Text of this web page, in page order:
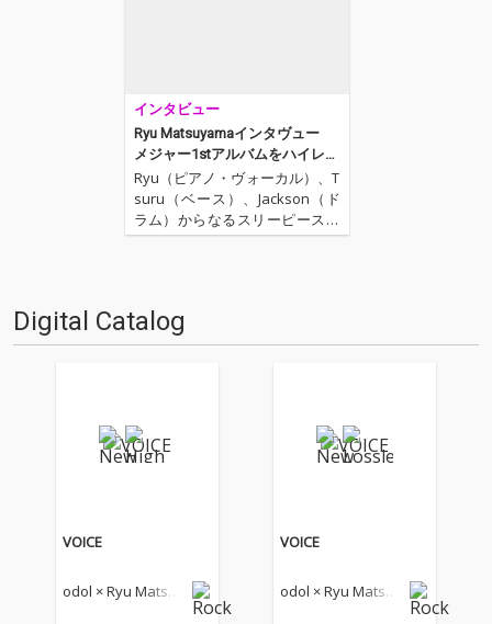
インタビュー
Ryu Matsuyamaインタヴュー
メジャー1stアルバムをハイレゾ
配信開始
Ryu（ピアノ・ヴォーカル）、T
suru（ベース）、Jackson（ド
ラム）からなるスリーピース・
バンド、Ryu Matsuyama。メ
クにも注目が…
Digital Catalog
VOICE
odol × Ryu Matsuy
VOICE
odol × Ryu Matsuy